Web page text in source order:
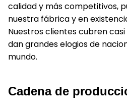
calidad y más competitivos,
nuestra fábrica y en
Nuestros clientes cubren
dan grandes elogios de
mundo.
Cadena de